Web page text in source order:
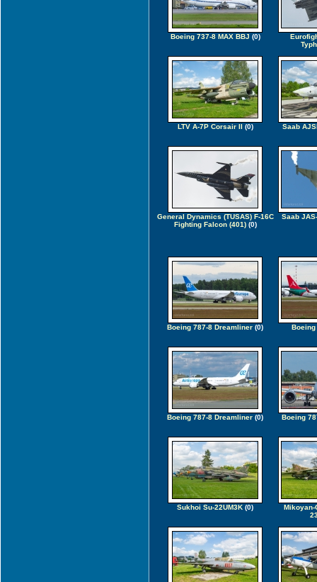
Boeing 737-8 MAX BBJ (0)
LTV A-7P Corsair II(0) Saab
General Dynamics (TUSAS) F-16C
Fighting Falcon (401)(0)
Saab
Boeing 787-8 Dreamliner (0) Boeing
Boeing 787-8 Dreamliner (0) Boeing
Sukhoi Su-22UM3K (0)
Mikoyan-